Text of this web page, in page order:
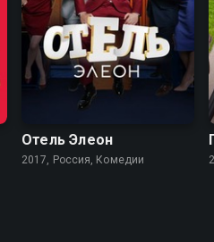
7.6
Отель Элеон
2017, Россия, Комедии